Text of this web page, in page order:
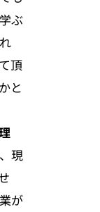
ぶ
頂
と
現
が